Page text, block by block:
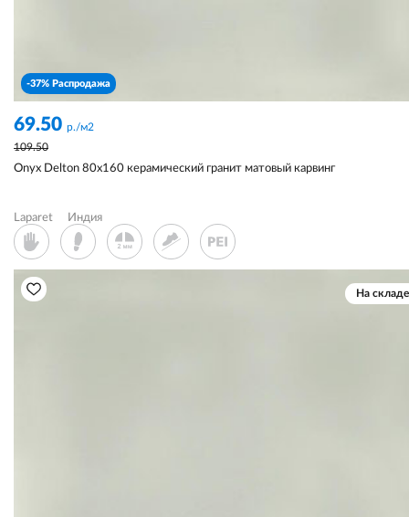
-37% Распродажа
69.50 р./м2
109.50
Onyx Delton 80x160 керамический гранит матовый карвинг
Laparet Индия
На складе